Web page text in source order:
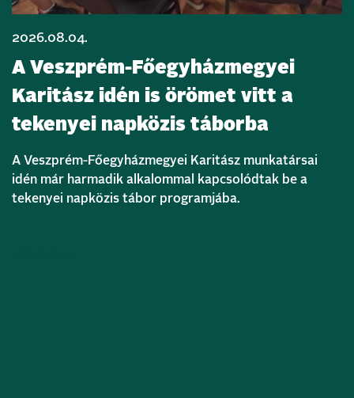
2026.08.04.
A Veszprém-Főegyházmegyei
Karitász idén is örömet vitt a
tekenyei napközis táborba
A Veszprém-Főegyházmegyei Karitász munkatársai
idén már harmadik alkalommal kapcsolódtak be a
tekenyei napközis tábor programjába.